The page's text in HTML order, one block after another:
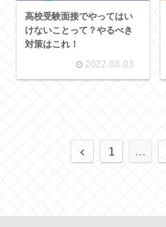
高校受験面接でやってはい
けないことって？やるべき
対策はこれ！
2022.08.03
前
1 …